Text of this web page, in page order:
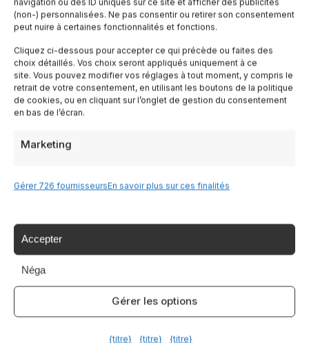
(non-) personnalisées. Ne pas consentir ou retirer son consentement
peut nuire à certaines fonctionnalités et fonctions.
Cliquez ci-dessous pour accepter ce qui précède ou faites des
choix détaillés. Vos choix seront appliqués uniquement à ce
site. Vous pouvez modifier vos réglages à tout moment, y compris le
retrait de votre consentement, en utilisant les boutons de la politique
de cookies, ou en cliquant sur l’onglet de gestion du consentement
en bas de l’écran.
Marketing
Gérer 726 fournisseursEn savoir plus sur ces finalités
Accepter
Néga
Gérer les options
{titre} {titre} {titre}
Toscane
Lombardia
Trentin
Tutte le Regioni →